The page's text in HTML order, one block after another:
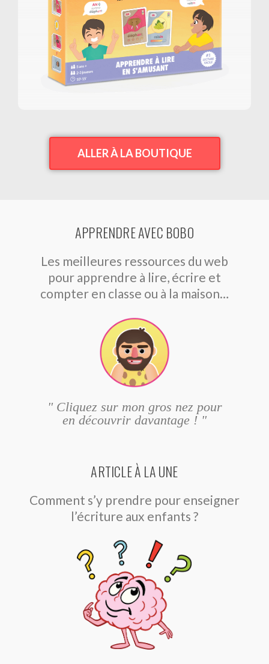
ALLER À LA BOUTIQUE
APPRENDRE AVEC BOBO
Les meilleures ressources du web
pour apprendre à lire, écrire et
compter en classe ou à la maison…
" Cliquez sur mon gros nez pour
en découvrir davantage ! "
ARTICLE À LA UNE
Comment s’y prendre pour enseigner
l’écriture aux enfants ?